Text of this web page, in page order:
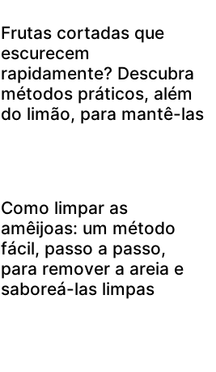
Frutas cortadas que
escurecem
rapidamente? Descubra
métodos práticos, além
do limão, para mantê-las
Como limpar as
amêijoas: um método
fácil, passo a passo,
para remover a areia e
saboreá-las limpas